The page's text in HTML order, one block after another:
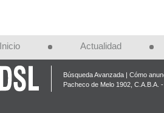
Una voz en el desierto?
Por Samir Kozali
La doble moral de Israel
Por Gideon Levy
Inicio Actualidad
Búsqueda Avanzada Cómo
Pacheco de Melo 1902, C.A.B.A.